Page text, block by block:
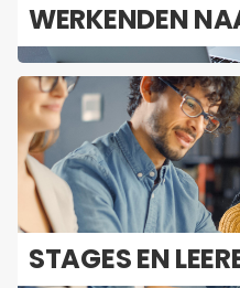
WER­KEN­DEN
STA­GES EN